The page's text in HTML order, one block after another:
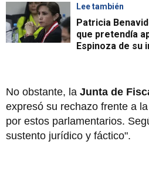
Lee también
Patricia
que pretendía
Espinoza de su
No obstante, la Junta de
expresó su rechazo frente a
por estos parlamentarios.
sustento jurídico y fáctico".